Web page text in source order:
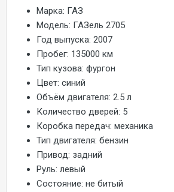
Марка: ГАЗ
Модель: ГАЗель 2705
Год выпуска: 2007
Пробег: 135000 км
Тип кузова: фургон
Цвет: синий
Объём двигателя: 2.5 л
Количество дверей: 5
Коробка передач: механика
Тип двигателя: бензин
Привод: задний
Руль: левый
Состояние: не битый